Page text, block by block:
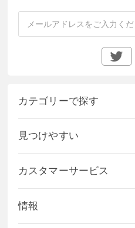
カテゴリーで探す
見つけやすい
カスタマーサービス
情報